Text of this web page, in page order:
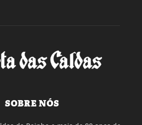
SOBRE NÓS